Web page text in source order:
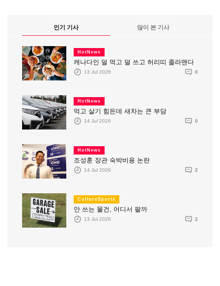
인기 기사 많이 본 기사
HotNews
캐나다인 덜 먹고 덜 쓰고 허리띠 졸라맨다
13 Jul 2026 0
HotNews
먹고 살기 힘든데 새차는 큰 부담
14 Jul 2026 0
HotNews
조성훈 장관 숙박비용 논란
14 Jul 2026 2
CultureSports
안 쓰는 물건, 어디서 팔까
13 Jul 2026 2